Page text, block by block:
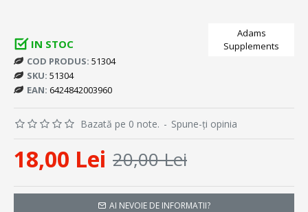
IN STOC
COD PRODUS: 51304
SKU: 51304
EAN: 6424842003960
Adams
Supplements
Bazată pe 0 note. - Spune-ţi opinia
18,00 Lei 20,00 Lei
AI NEVOIE DE INFORMATII?